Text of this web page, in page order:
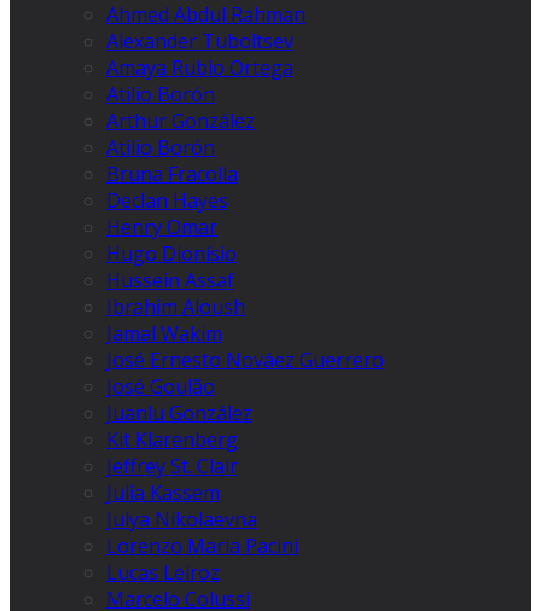
Ahmed Abdul Rahman
Alexander Tuboltsev
Amaya Rubio Ortega
Atilio Borón
Arthur González
Atilio Borón
Bruna Fracolla
Declan Hayes
Henry Omar
Hugo Dionísio
Hussein Assaf
Ibrahim Aloush
Jamal Wakim
José Ernesto Nováez Guerrero
José Goulão
Juanlu González
Kit Klarenberg
Jeffrey St. Clair
Julia Kassem
Julya Nikolaevna
Lorenzo Maria Pacini
Lucas Leiroz
Marcelo Colussi